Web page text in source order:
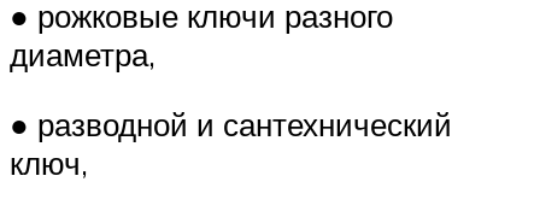
● рожковые ключи разного
диаметра,
● разводной и сантехнический
ключ,